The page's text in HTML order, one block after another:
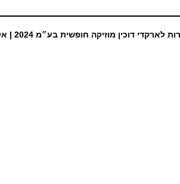
לארקדי דוכין מוזיקה חופשית בע״מ 2024 |